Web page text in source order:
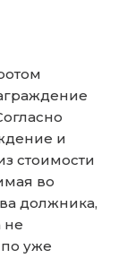
и
стоимости
во
должника,
не
по уже